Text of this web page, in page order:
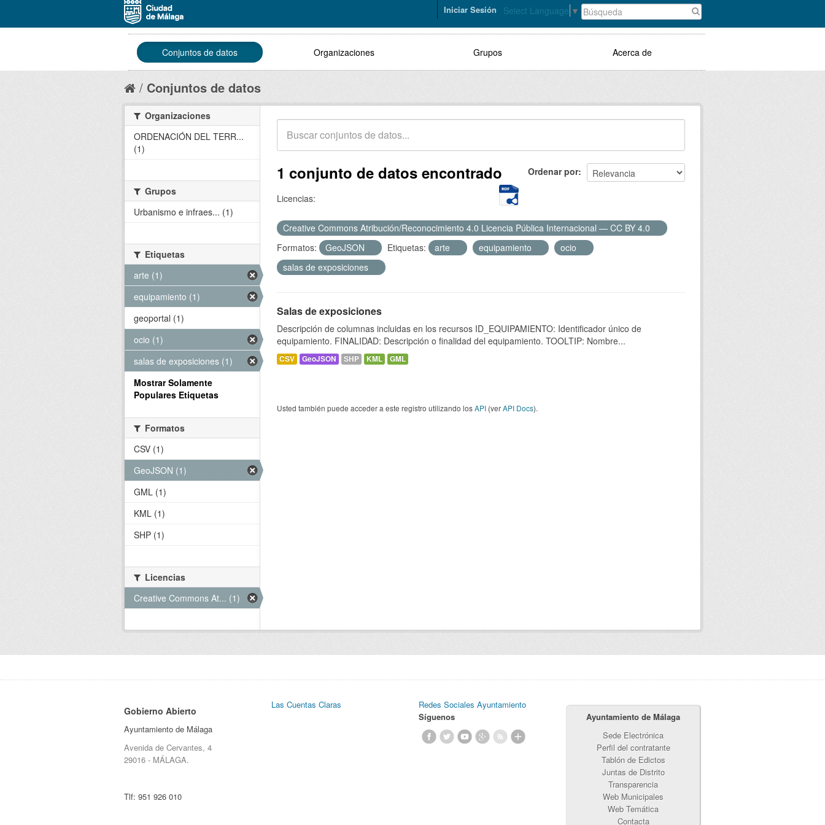
Select Language ▼
Iniciar Sesión
Conjuntos de datos Organizaciones Grupos Acerca de
Conjuntos de datos
Ordenar por
1 conjunto de datos encontrado
Licencias:
Creative Commons Atribución/Reconocimiento 4.0 Licencia Pública Internacional — CC BY 4.0
Formatos:
GeoJSON Etiquetas: arte equipamiento
ocio
salas de exposiciones
Salas de exposiciones
Descripción de columnas incluidas en los recursos ID_EQUIPAMIENTO: Identificador único de
equipamiento. FINALIDAD: Descripción o finalidad del equipamiento. TOOLTIP: Nombre...
CSV GeoJSON SHP KML GML
Usted también puede acceder a este registro utilizando losAPI (verAPI Docs).
Organizaciones
ORDENACIÓN DEL TERR...
(1)
Grupos
Urbanismo e infraes... (1)
Etiquetas
arte (1)
equipamiento (1)
geoportal (1)
ocio (1)
salas de exposiciones (1)
Mostrar Solamente
Populares Etiquetas
Formatos
CSV (1)
GeoJSON (1)
GML (1)
KML (1)
SHP (1)
Licencias
Creative Commons At... (1)
Gobierno Abierto
Ayuntamiento de Málaga
Avenida de Cervantes, 4
29016 - MÁLAGA.
Tlf: 951 926 010
Las Cuentas Claras
Redes Sociales Ayuntamiento
Síguenos
Ayuntamiento de Málaga
Sede Electrónica
Perfil del contratante
Tablón de Edictos
Juntas de Distrito
Transparencia
Web Municipales
Web Temática
Contacta